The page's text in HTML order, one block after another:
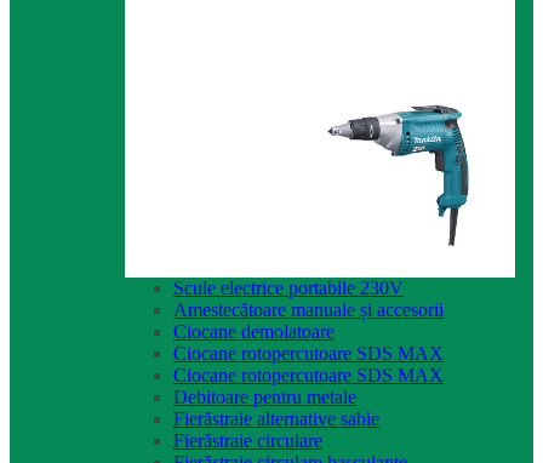
Scule electrice portabile 230V
Amestecătoare manuale și accesorii
Ciocane demolatoare
Ciocane rotopercutoare SDS MAX
Ciocane rotopercutoare SDS MAX
Debitoare pentru metale
Fierăstraie alternative sabie
Fierăstraie circulare